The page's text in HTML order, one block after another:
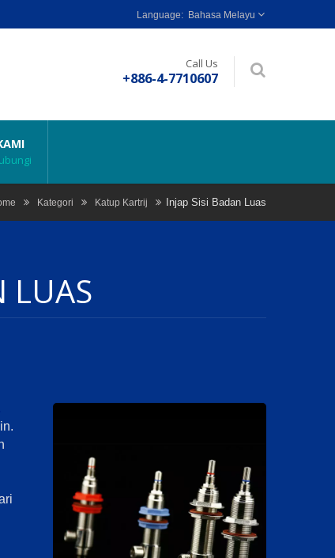
Bahasa Melayu
Call Us
+886-4-7710607
Kategori Katup Kartrij Injap Sisi Badan Luas
LUAS